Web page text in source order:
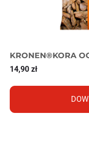
KRONEN®KORA
14,90 zł